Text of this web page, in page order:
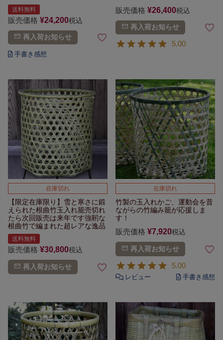
送料無料
販売価格 ¥24,200税込
再入荷お知らせ
販売価格 ¥26,400税込
再入荷お知らせ
5.00
在庫切れ
【限定在庫限り】 雪と寒さに鍛
えられた根曲竹玉入れ籠売切れ
たら次回販売は来年です強靭な
根曲竹で編まれた超レアな逸品
送料無料
販売価格 ¥30,800税込
再入荷お知らせ
在庫切れ
竹製の玉入れかご、 運動会を昔
ながらの竹編み籠が応援しま
す！
販売価格 ¥7,920税込
再入荷お知らせ
5.00